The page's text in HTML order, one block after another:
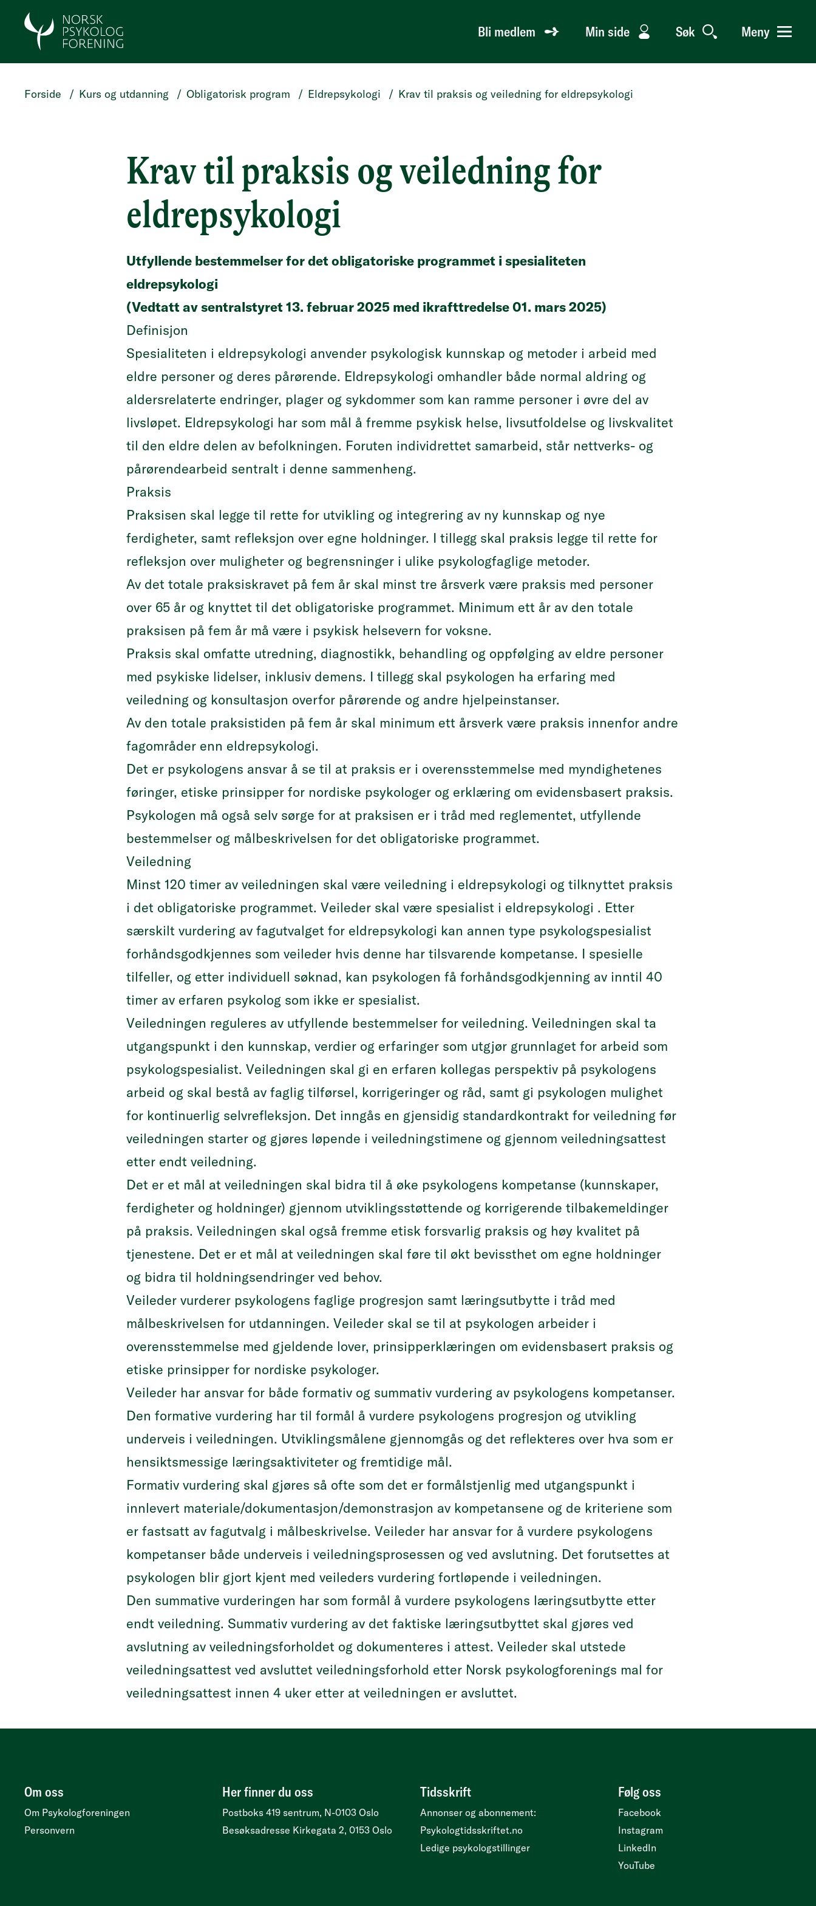
HOPP TIL HOVEDINNHOLD
Bli medlem Min side Søk Meny
Forside / Kurs og utdanning / Obligatorisk program / Eldrepsykologi / Krav til praksis og veiledning for eldrepsykologi
Krav til praksis og veiledning for
eldrepsykologi
Utfyllende bestemmelser for det obligatoriske programmet i spesialiteten
eldrepsykologi
(Vedtatt av sentralstyret 13. februar 2025 med ikrafttredelse 01. mars 2025)
Definisjon
Spesialiteten i eldrepsykologi anvender psykologisk kunnskap og metoder i arbeid med
eldre personer og deres pårørende. Eldrepsykologi omhandler både normal aldring og
aldersrelaterte endringer, plager og sykdommer som kan ramme personer i øvre del av
livsløpet. Eldrepsykologi har som mål å fremme psykisk helse, livsutfoldelse og livskvalitet
til den eldre delen av befolkningen. Foruten individrettet samarbeid, står nettverks- og
pårørendearbeid sentralt i denne sammenheng.
Praksis
Praksisen skal legge til rette for utvikling og integrering av ny kunnskap og nye
ferdigheter, samt refleksjon over egne holdninger. I tillegg skal praksis legge til rette for
refleksjon over muligheter og begrensninger i ulike psykologfaglige metoder.
Av det totale praksiskravet på fem år skal minst tre årsverk være praksis med personer
over 65 år og knyttet til det obligatoriske programmet. Minimum ett år av den totale
praksisen på fem år må være i psykisk helsevern for voksne.
Praksis skal omfatte utredning, diagnostikk, behandling og oppfølging av eldre personer
med psykiske lidelser, inklusiv demens. I tillegg skal psykologen ha erfaring med
veiledning og konsultasjon overfor pårørende og andre hjelpeinstanser.
Av den totale praksistiden på fem år skal minimum ett årsverk være praksis innenfor andre
fagområder enn eldrepsykologi.
Det er psykologens ansvar å se til at praksis er i overensstemmelse med myndighetenes
føringer, etiske prinsipper for nordiske psykologer og erklæring om evidensbasert praksis.
Psykologen må også selv sørge for at praksisen er i tråd med reglementet, utfyllende
bestemmelser og målbeskrivelsen for det obligatoriske programmet.
Veiledning
Minst 120 timer av veiledningen skal være veiledning i eldrepsykologi og tilknyttet praksis
i det obligatoriske programmet. Veileder skal være spesialist i eldrepsykologi . Etter
særskilt vurdering av fagutvalget for eldrepsykologi kan annen type psykologspesialist
forhåndsgodkjennes som veileder hvis denne har tilsvarende kompetanse. I spesielle
tilfeller, og etter individuell søknad, kan psykologen få forhåndsgodkjenning av inntil 40
timer av erfaren psykolog som ikke er spesialist.
Veiledningen reguleres av utfyllende bestemmelser for veiledning. Veiledningen skal ta
utgangspunkt i den kunnskap, verdier og erfaringer som utgjør grunnlaget for arbeid som
psykologspesialist. Veiledningen skal gi en erfaren kollegas perspektiv på psykologens
arbeid og skal bestå av faglig tilførsel, korrigeringer og råd, samt gi psykologen mulighet
for kontinuerlig selvrefleksjon. Det inngås en gjensidig standardkontrakt for veiledning før
veiledningen starter og gjøres løpende i veiledningstimene og gjennom veiledningsattest
etter endt veiledning.
Det er et mål at veiledningen skal bidra til å øke psykologens kompetanse (kunnskaper,
ferdigheter og holdninger) gjennom utviklingsstøttende og korrigerende tilbakemeldinger
på praksis. Veiledningen skal også fremme etisk forsvarlig praksis og høy kvalitet på
tjenestene. Det er et mål at veiledningen skal føre til økt bevissthet om egne holdninger
og bidra til holdningsendringer ved behov.
Veileder vurderer psykologens faglige progresjon samt læringsutbytte i tråd med
målbeskrivelsen for utdanningen. Veileder skal se til at psykologen arbeider i
overensstemmelse med gjeldende lover, prinsipperklæringen om evidensbasert praksis og
etiske prinsipper for nordiske psykologer.
Veileder har ansvar for både formativ og summativ vurdering av psykologens kompetanser.
Den formative vurdering har til formål å vurdere psykologens progresjon og utvikling
underveis i veiledningen. Utviklingsmålene gjennomgås og det reflekteres over hva som er
hensiktsmessige læringsaktiviteter og fremtidige mål.
Formativ vurdering skal gjøres så ofte som det er formålstjenlig med utgangspunkt i
innlevert materiale/dokumentasjon/demonstrasjon av kompetansene og de kriteriene som
er fastsatt av fagutvalg i målbeskrivelse. Veileder har ansvar for å vurdere psykologens
kompetanser både underveis i veiledningsprosessen og ved avslutning. Det forutsettes at
psykologen blir gjort kjent med veileders vurdering fortløpende i veiledningen.
Den summative vurderingen har som formål å vurdere psykologens læringsutbytte etter
endt veiledning. Summativ vurdering av det faktiske læringsutbyttet skal gjøres ved
avslutning av veiledningsforholdet og dokumenteres i attest. Veileder skal utstede
veiledningsattest ved avsluttet veiledningsforhold etter Norsk psykologforenings mal for
veiledningsattest innen 4 uker etter at veiledningen er avsluttet.
Om oss
Om Psykologforeningen
Personvern
Her finner du oss
Postboks 419 sentrum, N-0103 Oslo
Besøksadresse Kirkegata 2, 0153 Oslo
Tidsskrift
Annonser og abonnement:
Psykologtidsskriftet.no
Ledige psykologstillinger
Følg oss
Facebook
Instagram
LinkedIn
YouTube